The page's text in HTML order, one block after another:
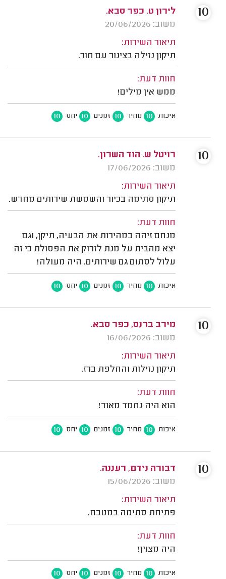
לירון ט. כפר סבא.
משוב: 20/06/2026
תיאור השירות:
תיקון נזילה בצינור עם חור.
חוות דעת:
ממש אין מילים!
איכות 10 מחיר 10 זמנים 10 יחס 10
10
רויטל ש. הוד השרון.
משוב: 17/06/2026
תיאור השירות:
תיקון סתימה בכיור והשמשת שירותים מחדש.
חוות דעת:
מנחם זיהה במהירות את הבעיה, תיקן, וגם
יצא מהבית על מנת לזרוק את הפסולת כי זה
עלול לסתום גם שירותים. היה מעולה!
איכות 10 מחיר 10 זמנים 10 יחס 10
10
מירב ברנס, כפר סבא.
משוב: 16/06/2026
תיאור השירות:
תיקון נזילות והחלפת ברז.
חוות דעת:
הוא היה נחמד מאוד!
איכות 10 מחיר 10 זמנים 10 יחס 10
10
דבורה נידם, רעננה.
משוב: 15/06/2026
תיאור השירות:
פתיחת סתימה במטבח.
חוות דעת:
היה מצוין!
איכות 10 מחיר 10 זמנים 10 יחס 10
10